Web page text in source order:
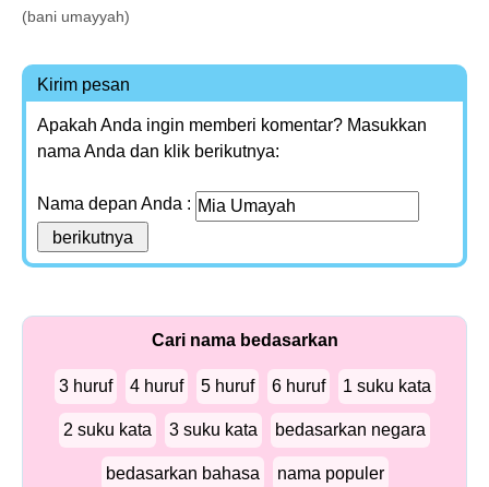
(bani umayyah)
Kirim pesan
Apakah Anda ingin memberi komentar? Masukkan
nama Anda dan klik berikutnya:
Nama depan Anda :
Cari nama bedasarkan
3 huruf 4 huruf 5 huruf 6 huruf 1 suku kata
2 suku kata 3 suku kata bedasarkan negara
bedasarkan bahasa nama populer